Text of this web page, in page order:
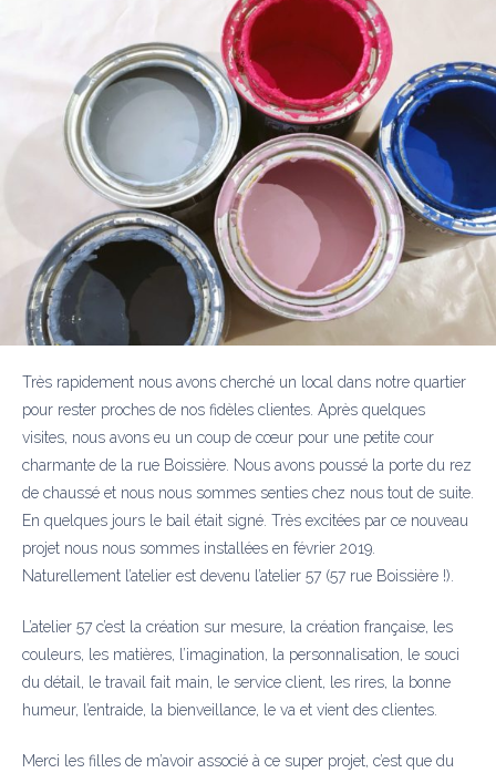
Très rapidement nous avons cherché un local dans notre quartier
pour rester proches de nos fidèles clientes. Après quelques
visites, nous avons eu un coup de cœur pour une petite cour
charmante de la rue Boissière. Nous avons poussé la porte du rez
de chaussé et nous nous sommes senties chez nous tout de suite.
En quelques jours le bail était signé. Très excitées par ce nouveau
projet nous nous sommes installées en février 2019.
Naturellement l’atelier est devenu l’atelier 57 (57 rue Boissière !).
L’atelier 57 c’est la création sur mesure, la création française, les
couleurs, les matières, l’imagination, la personnalisation, le souci
du détail, le travail fait main, le service client, les rires, la bonne
humeur, l’entraide, la bienveillance, le va et vient des clientes.
Merci les filles de m’avoir associé à ce super projet, c’est que du